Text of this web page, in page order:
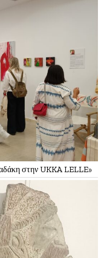
στην UKKA LELLE»